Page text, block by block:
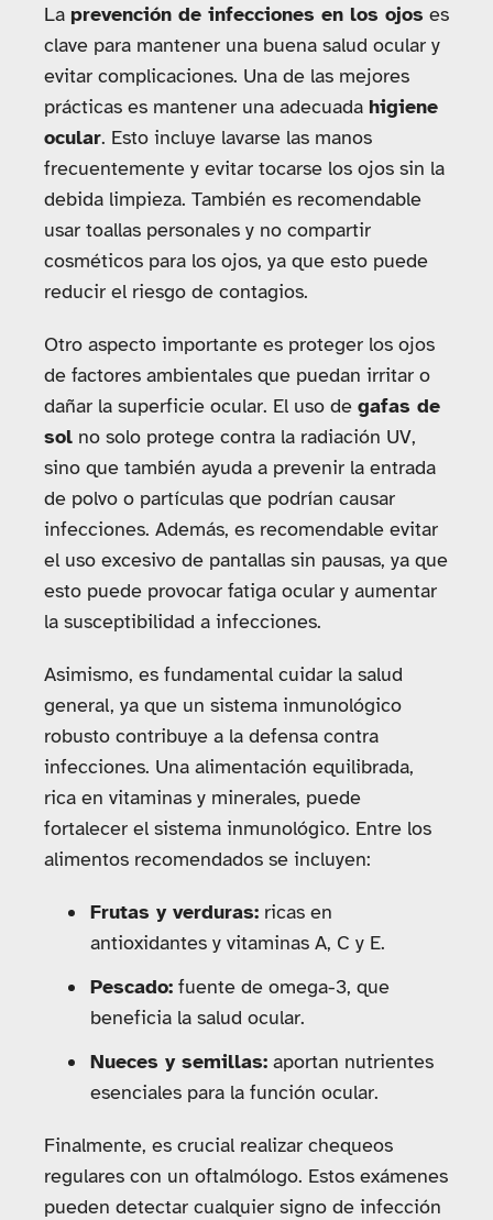
La prevención de infecciones en los ojos es
clave para mantener una buena salud ocular y
evitar complicaciones. Una de las mejores
prácticas es mantener una adecuada higiene
ocular. Esto incluye lavarse las manos
frecuentemente y evitar tocarse los ojos sin la
debida limpieza. También es recomendable
usar toallas personales y no compartir
cosméticos para los ojos, ya que esto puede
reducir el riesgo de contagios.
Otro aspecto importante es proteger los ojos
de factores ambientales que puedan irritar o
dañar la superficie ocular. El uso de gafas de
sol no solo protege contra la radiación UV,
sino que también ayuda a prevenir la entrada
de polvo o partículas que podrían causar
infecciones. Además, es recomendable evitar
el uso excesivo de pantallas sin pausas, ya que
esto puede provocar fatiga ocular y aumentar
la susceptibilidad a infecciones.
Asimismo, es fundamental cuidar la salud
general, ya que un sistema inmunológico
robusto contribuye a la defensa contra
infecciones. Una alimentación equilibrada,
rica en vitaminas y minerales, puede
fortalecer el sistema inmunológico. Entre los
alimentos recomendados se incluyen:
Frutas y verduras: ricas en
antioxidantes y vitaminas A, C y E.
Pescado: fuente de omega-3, que
beneficia la salud ocular.
Nueces y semillas: aportan nutrientes
esenciales para la función ocular.
Finalmente, es crucial realizar chequeos
regulares con un oftalmólogo. Estos exámenes
pueden detectar cualquier signo de infección